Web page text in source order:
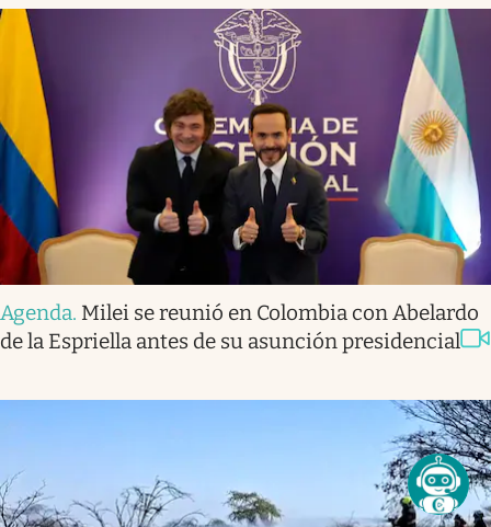
Agenda. Milei se reunió en Colombia con Abelardo
de la Espriella antes de su asunción presidencial